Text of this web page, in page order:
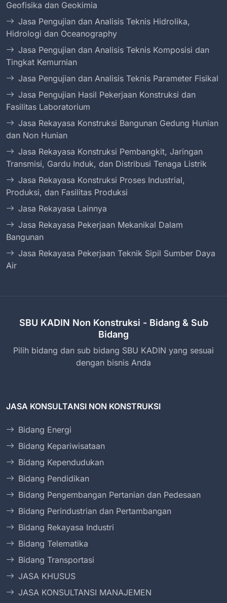
Geofisika dan Geokimia
Jasa Pengujian dan Analisis Teknis Hidrolika,
Hidrologi dan Oceanography
Jasa Pengujian dan Analisis Teknis Komposisi dan
Tingkat Kemurnian
Jasa Pengujian dan Analisis Teknis Parameter Fisikal
Jasa Pengujian Hasil Pekerjaan Konstruksi dan
Fasilitas Laboratorium
Jasa Rekayasa Konstruksi Bangunan Gedung Hunian
dan Non Hunian
Jasa Rekayasa Konstruksi Pembangkit, Jaringan
Transmisi, Gardu Induk, dan Distribusi Tenaga Listrik
Jasa Rekayasa Konstruksi Proses Industrial,
Produksi, dan Fasilitas Produksi
Jasa Rekayasa Lainnya
Jasa Rekayasa Pekerjaan Mekanikal Dalam
Bangunan
Jasa Rekayasa Pekerjaan Teknik Sipil Sumber Daya
Air
SBU KADIN Non Konstruksi - Bidang & Sub
Bidang
Pilih bidang dan sub bidang SBU KADIN yang sesuai
dengan bisnis Anda
JASA KONSULTANSI NON KONSTRUKSI
Bidang Energi
Bidang Kepariwisataan
Bidang Kependudukan
Bidang Pendidikan
Bidang Pengembangan Pertanian dan Pedesaan
Bidang Perindustrian dan Pertambangan
Bidang Rekayasa Industri
Bidang Telematika
Bidang Transportasi
JASA KHUSUS
JASA KONSULTANSI MANAJEMEN